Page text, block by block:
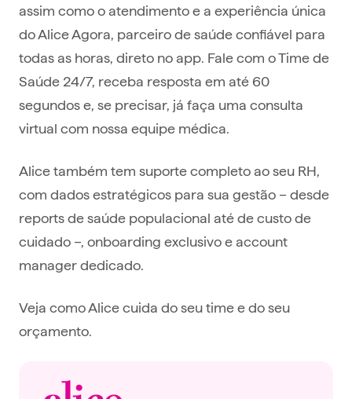
assim como o atendimento e a experiência única
do Alice Agora, parceiro de saúde confiável para
todas as horas, direto no app. Fale com o Time de
Saúde 24/7, receba resposta em até 60
segundos e, se precisar, já faça uma consulta
virtual com nossa equipe médica.
Alice também tem suporte completo ao seu RH,
com dados estratégicos para sua gestão – desde
reports de saúde populacional até de custo de
cuidado –, onboarding exclusivo e account
manager dedicado.
Veja como Alice cuida do seu time e do seu
orçamento.